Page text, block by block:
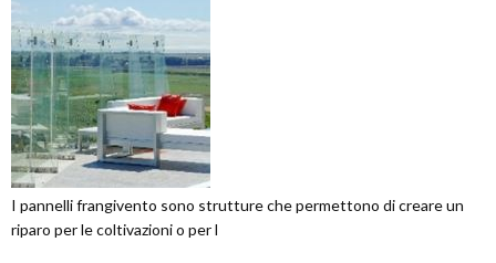
I pannelli frangivento sono strutture che permettono di creare un
riparo per le coltivazioni o per l